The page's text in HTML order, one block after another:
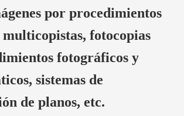
por procedimientos
multicopistas, fotocopias
fotográficos y
sistemas de
de planos, etc.